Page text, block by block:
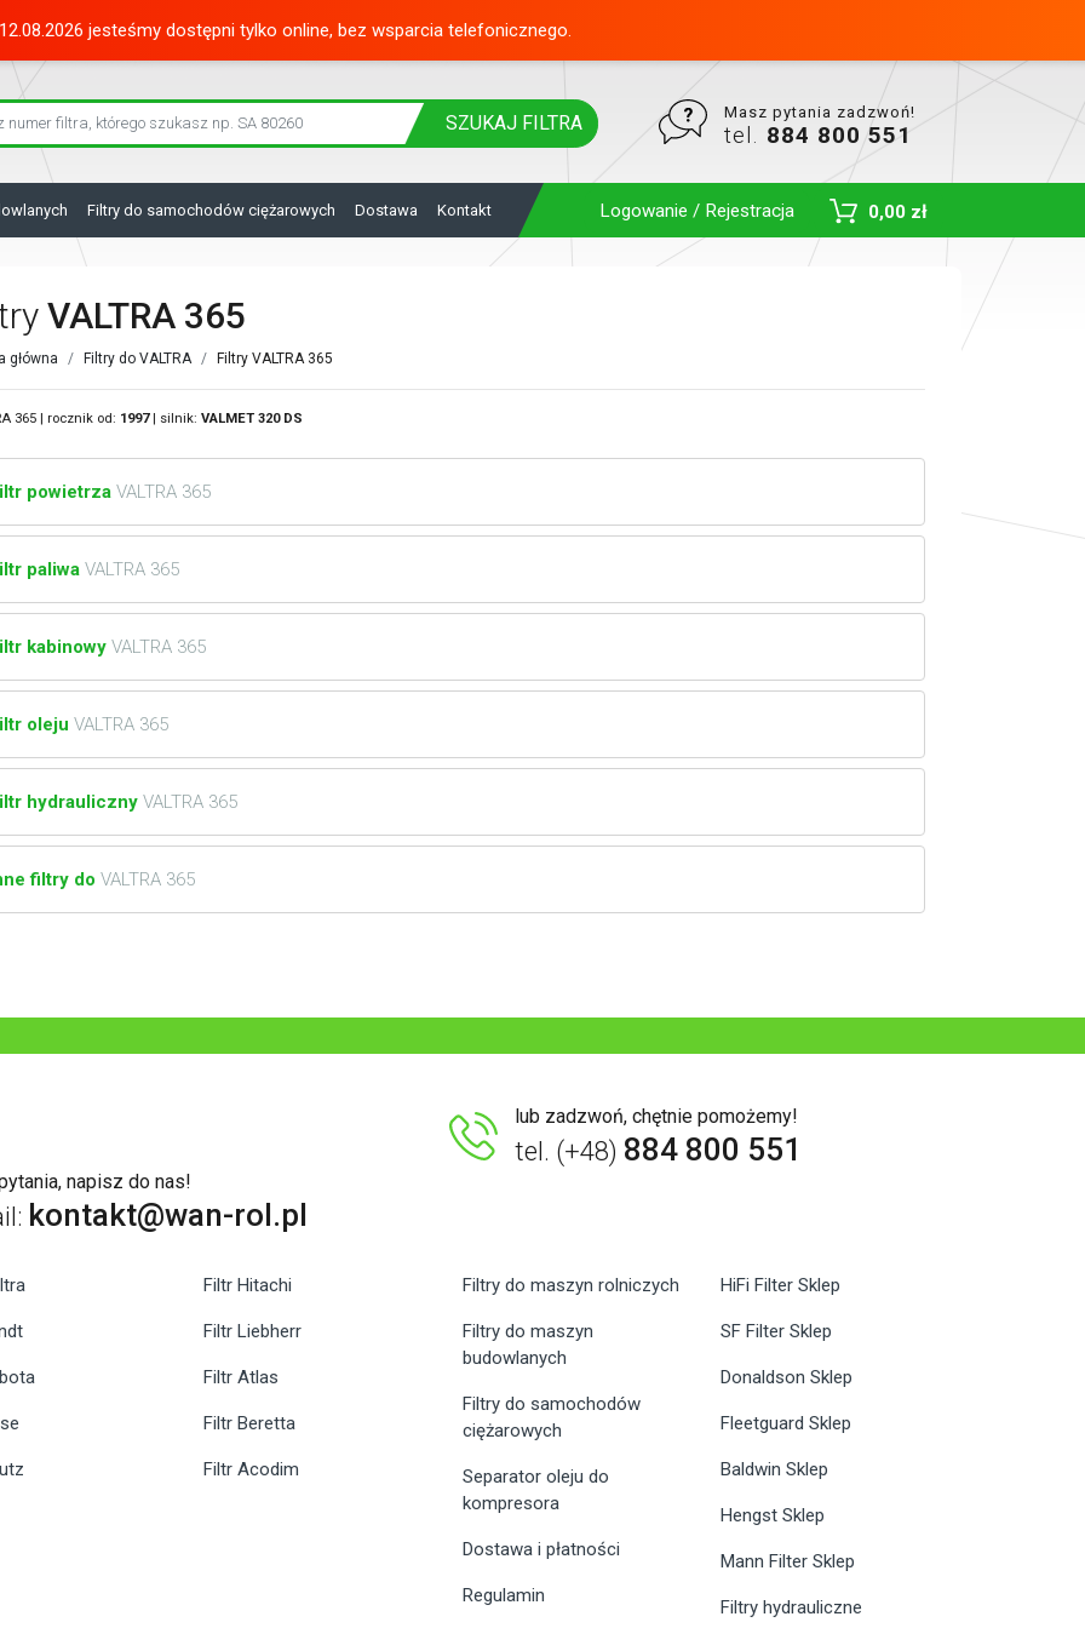
jesteśmy dostępni tylko online, bez wsparcia telefonicznego.
SZUKAJ FILTRA Masz pytania zadzwoń!
tel. 884 800 551
Filtry do samochodów ciężarowych Dostawa Kontakt Logowanie / Rejestracja 0,00 zł
Toggle Dropdown
VALTRA 365
główna Filtry do VALTRA Filtry VALTRA 365
365 | rocznik od: 1997| silnik: VALMET 320 DS
powietrza VALTRA 365
paliwa VALTRA 365
kabinowy VALTRA 365
oleju VALTRA 365
hydrauliczny VALTRA 365
filtry do VALTRA 365
napisz do nas!
kontakt@wan-rol.pl
lub zadzwoń, chętnie pomożemy!
tel. (+48) 884 800 551
Filtr Hitachi
Filtr Liebherr
Filtr Atlas
Filtr Beretta
Filtr Acodim
Filtry do maszyn rolniczych
Filtry do maszyn
budowlanych
Filtry do samochodów
ciężarowych
Separator oleju do
kompresora
Dostawa i płatności
Regulamin
HiFi Filter Sklep
SF Filter Sklep
Donaldson Sklep
Fleetguard Sklep
Baldwin Sklep
Hengst Sklep
Mann Filter Sklep
Filtry hydrauliczne